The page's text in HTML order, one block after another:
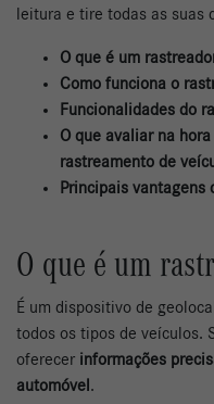
leitura e tire todas as suas
O que é um
Como funciona o
Funcionalidades do
O que avaliar na
rastreamento de
Principais
O que é um
É um dispositivo de
todos os tipos de veículos.
oferecer informações
automóvel .